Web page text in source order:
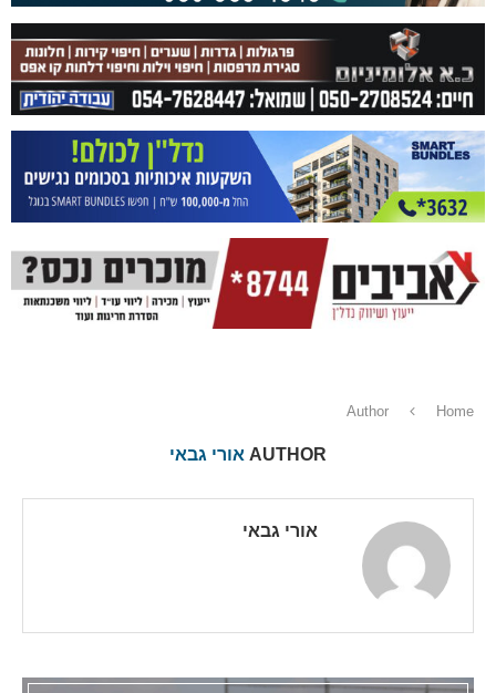
Home
Author
AUTHOR אורי גבאי
אורי גבאי